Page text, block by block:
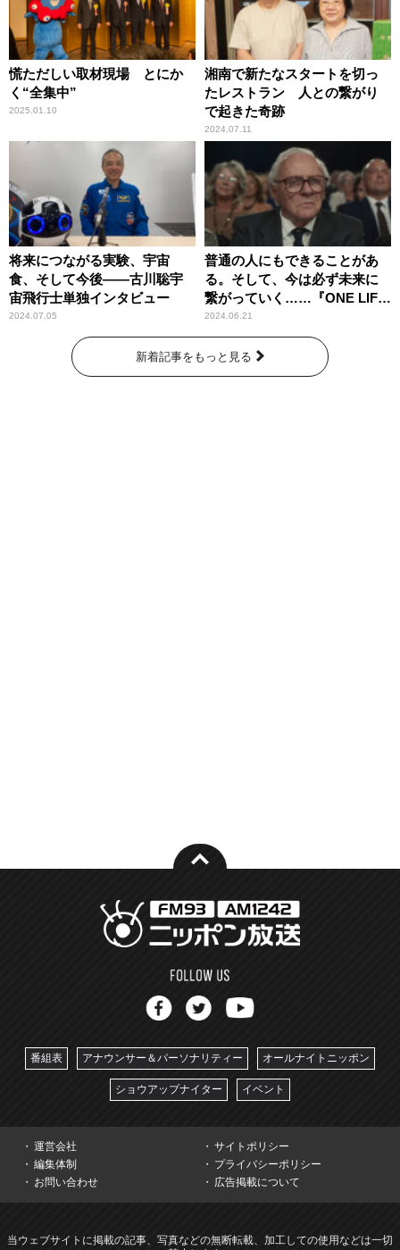
慌ただしい取材現場 とにか
く“全集中”
2025.01.10
湘南で新たなスタートを切っ
たレストラン 人との繋がり
で起きた奇跡
2024.07.11
将来につながる実験、宇宙
食、そして今後――古川聡宇
宙飛行士単独インタビュー
2024.07.05
普通の人にもできることがあ
る。そして、今は必ず未来に
繋がっていく……『ONE LIFE
奇跡が繋いだ6000の命』
2024.06.21
新着記事をもっと見る
番組表 アナウンサー＆パーソナリティー オールナイトニッポン
ショウアップナイター イベント
運営会社
サイトポリシー
編集体制
プライバシーポリシー
お問い合わせ
広告掲載について
当ウェブサイトに掲載の記事、写真などの無断転載、加工しての使用などは一切